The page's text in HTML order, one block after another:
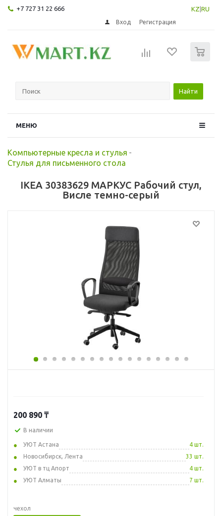
+7 727 31 22 666 KZ RU
Вход Регистрация
Найти
МЕНЮ
Компьютерные кресла и стулья -
Стулья для письменного стола
IKEA 30383629 МАРКУС Рабочий стул,
Висле темно-серый
200 890 ₸
В наличии
УЮТ Астана
4 шт.
Новосибирск, Лента
33 шт.
УЮТ в тц Апорт
4 шт.
УЮТ Алматы
7 шт.
чехол